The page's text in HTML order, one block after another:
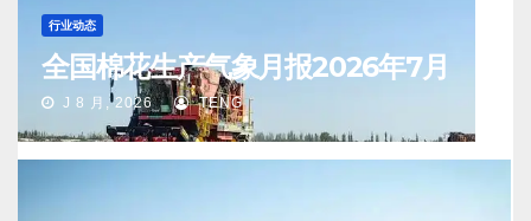
行业动态
全国棉花生产气象月报2026年7月
J 8 月, 2026 TENG